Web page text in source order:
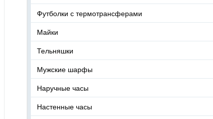
Футболки с термотрансферами
Майки
Тельняшки
Мужские шарфы
Наручные часы
Настенные часы